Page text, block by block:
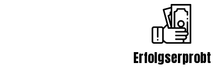
Erfolgserprobt